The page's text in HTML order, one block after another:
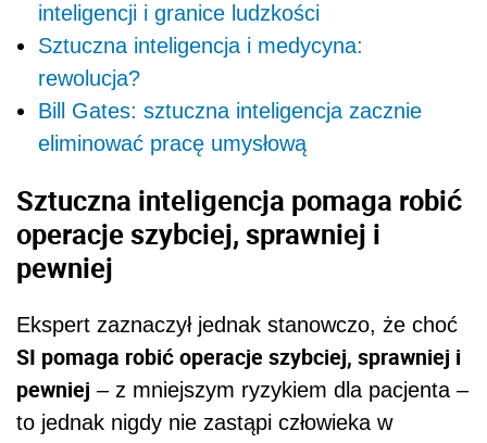
inteligencji i granice ludzkości
Sztuczna inteligencja i medycyna:
rewolucja?
Bill Gates: sztuczna inteligencja zacznie
eliminować pracę umysłową
Sztuczna inteligencja pomaga robić
operacje szybciej, sprawniej i
pewniej
Ekspert zaznaczył jednak stanowczo, że choć
SI pomaga robić operacje szybciej, sprawniej i
pewniej – z mniejszym ryzykiem dla pacjenta –
to jednak nigdy nie zastąpi człowieka w